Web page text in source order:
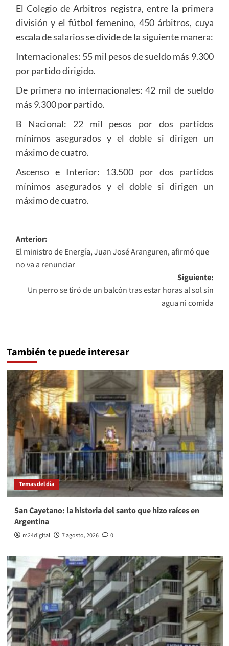
El Colegio de Arbitros registra, entre la primera
división y el fútbol femenino, 450 árbitros, cuya
escala de salarios se divide de la siguiente manera:
Internacionales: 55 mil pesos de sueldo más 9.300
por partido dirigido.
De primera no internacionales: 42 mil de sueldo
más 9.300 por partido.
B Nacional: 22 mil pesos por dos partidos
mínimos asegurados y el doble si dirigen un
máximo de cuatro.
Ascenso e Interior: 13.500 por dos partidos
mínimos asegurados y el doble si dirigen un
máximo de cuatro.
Navegación
de
entradas
Anterior:
El ministro de Energía, Juan José Aranguren, afirmó que
no va a renunciar
Siguiente:
Un perro se tiró de un balcón tras estar horas al sol sin
agua ni comida
También te puede interesar
Temas del dia
San Cayetano: la historia del santo que hizo raíces en
Argentina
m24digital 7 agosto, 2026 0